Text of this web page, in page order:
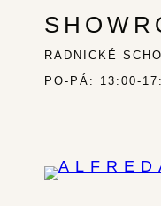
RADNICKÉ
PO-PÁ: 13:00-